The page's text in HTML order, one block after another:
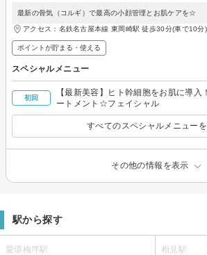
最新の骨気（コルギ）で最高の小顔管理とお肌ケアを☆
アクセス：名鉄名古屋本線 東岡崎駅 徒歩30分(車で10分)
ポイントが貯まる・使える
スペシャルメニュー
初回
【最新美容】ヒト幹細胞をお肌に導入
ートメント☆フェイシャル
すべてのスペシャルメニュー
その他の情報を表示
駅から探す
愛環梅坪駅 相見駅